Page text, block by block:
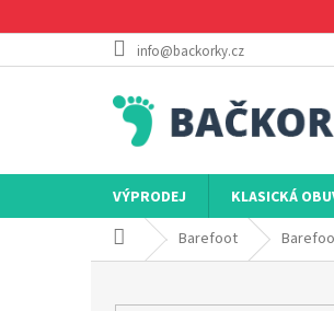
na
info@backorky.cz
VÝPRODEJ KLASICKÁ
Domů Barefoot